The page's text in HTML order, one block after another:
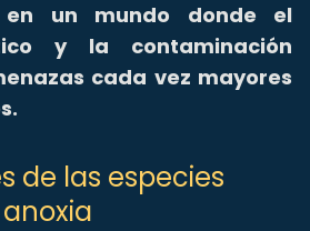
en un mundo donde el
y la contaminación
cada vez mayores
de las especies